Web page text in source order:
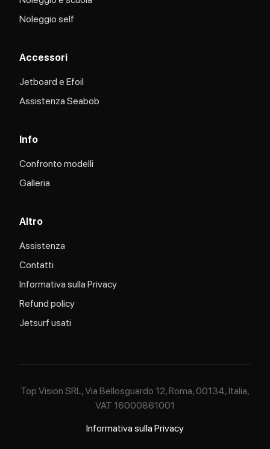
Noleggio self
Accessori
Jetboard e Efoil
Assistenza Seabob​
Info
Confronto modelli
Galleria
Altro
Assistenza
Contatti
Informativa sulla Privacy
Refund policy
Jetsurf usati
Top Vision SRL, Via Bellosguardo 12, Roma, 00134, Italia,
VAT 16000861001
Informativa sulla Privacy